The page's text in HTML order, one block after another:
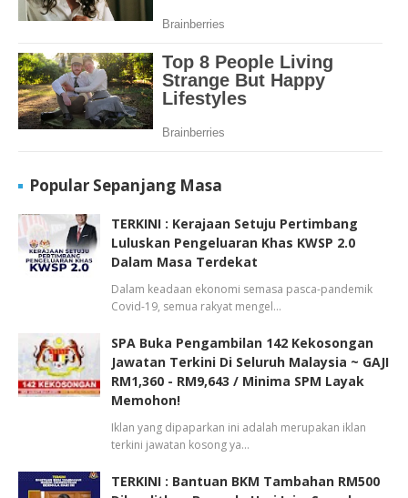
Popular Sepanjang Masa
TERKINI : Kerajaan Setuju Pertimbang
Luluskan Pengeluaran Khas KWSP 2.0
Dalam Masa Terdekat
Dalam keadaan ekonomi semasa pasca-pandemik
Covid-19, semua rakyat mengel…
SPA Buka Pengambilan 142 Kekosongan
Jawatan Terkini Di Seluruh Malaysia ~ GAJI
RM1,360 - RM9,643 / Minima SPM Layak
Memohon!
Iklan yang dipaparkan ini adalah merupakan iklan
terkini jawatan kosong ya…
TERKINI : Bantuan BKM Tambahan RM500